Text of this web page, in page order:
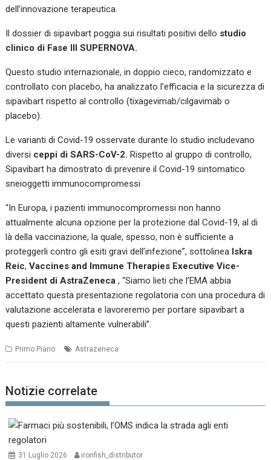
dell’innovazione terapeutica.
Il dossier di sipavibart poggia sui risultati positivi dello studio
clinico di Fase III SUPERNOVA.
Questo studio internazionale, in doppio cieco, randomizzato e
controllato con placebo, ha analizzato l’efficacia e la sicurezza di
sipavibart rispetto al controllo (tixagevimab/cilgavimab o
placebo).
Le varianti di Covid-19 osservate durante lo studio includevano
diversi ceppi di SARS-CoV-2. Rispetto al gruppo di controllo,
Sipavibart ha dimostrato di prevenire il Covid-19 sintomatico
sneioggetti immunocompromessi
“In Europa, i pazienti immunocompromessi non hanno
attualmente alcuna opzione per la protezione dal Covid-19, al di
là della vaccinazione, la quale, spesso, non è sufficiente a
proteggerli contro gli esiti gravi dell’infezione”, sottolinea Iskra
Reic,Vaccines and Immune Therapies Executive Vice-
President di AstraZeneca , “Siamo lieti che l’EMA abbia
accettato questa presentazione regolatoria con una procedura di
valutazione accelerata e lavoreremo per portare sipavibart a
questi pazienti altamente vulnerabili”.
Primo Piano Astrazeneca
Notizie correlate
31 Luglio 2026 ironfish_distributor